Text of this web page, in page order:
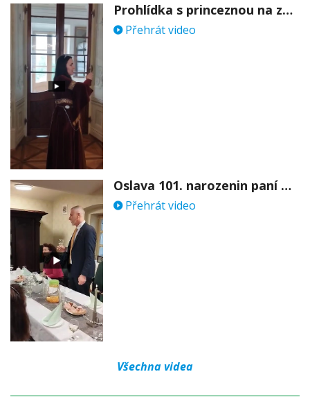
Prohlídka s princeznou na zámku Stekník
Přehrát video
Oslava 101. narozenin paní Věry Skořepové
Přehrát video
Všechna videa